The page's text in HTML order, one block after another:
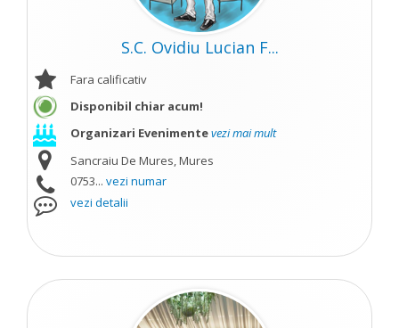
S.C. Ovidiu Lucian F...
Fara calificativ
Disponibil chiar acum!
Organizari Evenimentevezi mai mult
Sancraiu De Mures, Mures
0753... vezi numar
vezi detalii